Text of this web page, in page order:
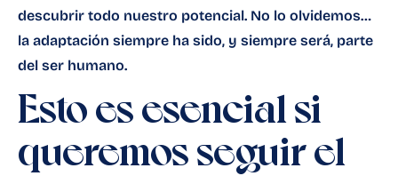
descubrir todo nuestro potencial. No lo olvidemos…
la adaptación siempre ha sido, y siempre será, parte
del ser humano.
Esto es esencial si
queremos seguir el